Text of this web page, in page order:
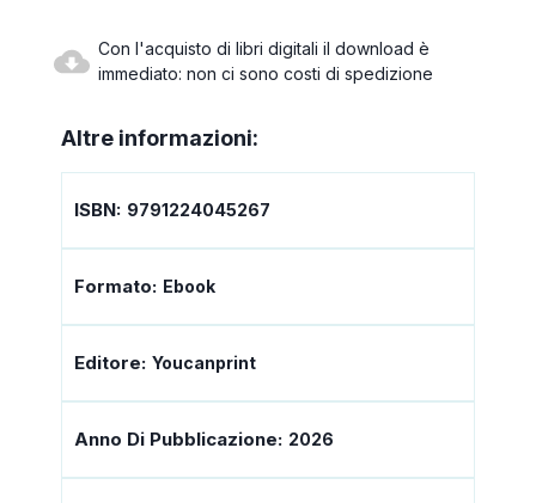
Con l'acquisto di libri digitali il download è
immediato: non ci sono costi di spedizione
Altre informazioni:
ISBN: 9791224045267
Formato: Ebook
Editore: Youcanprint
Anno Di Pubblicazione: 2026